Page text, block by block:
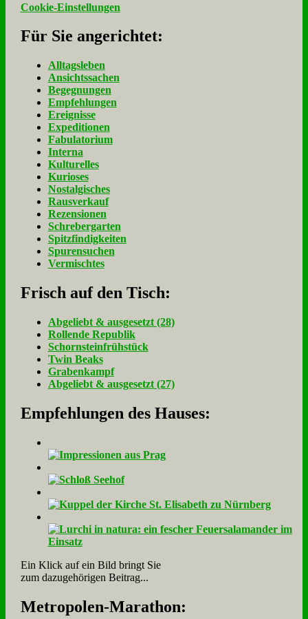
Cookie-Einstellungen
Für Sie an­ge­rich­tet:
Alltagsleben
Ansichtssachen
Begegnungen
Empfehlungen
Ereignisse
Expeditionen
Fabulatorium
Interna
Kulturelles
Kurioses
Nostalgisches
Rausverkauf
Rezensionen
Schrebergarten
Spitzfindigkeiten
Spurensuchen
Vermischtes
Frisch auf den Tisch:
Ab­ge­liebt & aus­ge­setzt (28)
Rol­len­de Re­pu­blik
Schorn­stein­früh­stück
Twin Beaks
Gra­ben­kampf
Ab­ge­liebt & aus­ge­setzt (27)
Empfehlungen des Hauses:
Ein Klick auf ein Bild bringt Sie
zum dazugehörigen Beitrag...
Me­tro­po­len-Ma­ra­thon: